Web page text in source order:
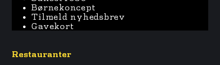
Børnekoncept
Tilmeld nyhedsbrev
Gavekort
Restauranter